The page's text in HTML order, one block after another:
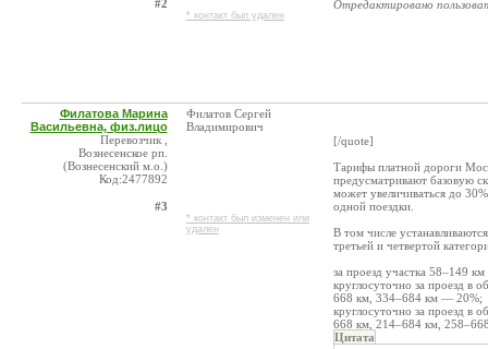
#2
* контакт был удален
Отредактировано
Филатова Марина
Васильевна, физ.лицо
Перевозчик ,
Вознесенское рп.
(Вознесенский м.о.)
Код:2477892
#3
Филатов Сергей
Владимирович
* контакт был изменен или
удален
[/quote]
Тарифы платной дороги
предусматривают базовую
может увеличиваться до
одной поездки.
В том числе
третьей и четвертой
за проезд участка 58–149
круглосуточно за проезд в
668 км, 334–684 км — 20%;
круглосуточно за проезд в
668 км, 214–684 км,
Цитата